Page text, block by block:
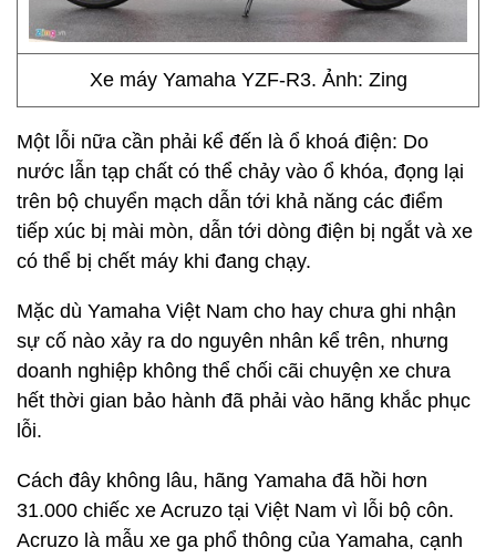
Xe máy Yamaha YZF-R3. Ảnh: Zing
Một lỗi nữa cần phải kể đến là ổ khoá điện: Do
nước lẫn tạp chất có thể chảy vào ổ khóa, đọng lại
trên bộ chuyển mạch dẫn tới khả năng các điểm
tiếp xúc bị mài mòn, dẫn tới dòng điện bị ngắt và xe
có thể bị chết máy khi đang chạy.
Mặc dù Yamaha Việt Nam cho hay chưa ghi nhận
sự cố nào xảy ra do nguyên nhân kể trên, nhưng
doanh nghiệp không thể chối cãi chuyện xe chưa
hết thời gian bảo hành đã phải vào hãng khắc phục
lỗi.
Cách đây không lâu, hãng Yamaha đã hồi hơn
31.000 chiếc xe Acruzo tại Việt Nam vì lỗi bộ côn.
Acruzo là mẫu xe ga phổ thông của Yamaha, cạnh